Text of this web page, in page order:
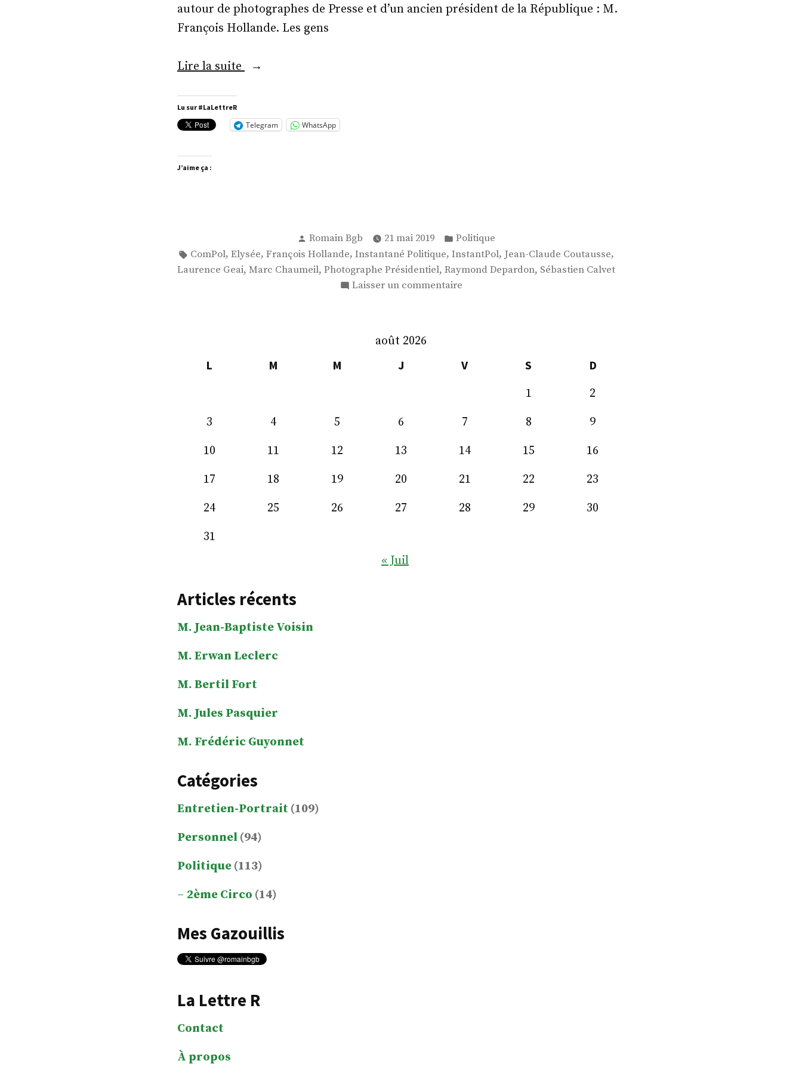
autour de photographes de Presse et d’un ancien président de la République : M.
François Hollande. Les gens
Lire la suite « L’instantané
Lu sur #LaLettreR
Telegram WhatsApp
J’aime ça :
Publié
par
Romain Bgb 21 mai 2019
Publié
dans
Politique
Étiquettes :
ComPol, Elysée, François Hollande, Instantané Politique, InstantPol, Jean-Claude Coutausse,
Laurence Geai, Marc Chaumeil, Photographe Présidentiel, Raymond Depardon, Sébastien Calvet
Laisser un commentairesur
août 2026
L
M M J V S
D
1
2
3
4 5 6 7 8
9
10
11 12 13 14 15
16
17
18 19 20 21 22
23
24
25 26 27 28 29
30
31
« Juil
Articles récents
M. Jean-Baptiste Voisin
M. Erwan Leclerc
M. Bertil Fort
M. Jules Pasquier
M. Frédéric Guyonnet
Catégories
Entretien-Portrait (109)
Personnel (94)
Politique (113)
2ème Circo (14)
Mes Gazouillis
La Lettre R
Contact
À propos